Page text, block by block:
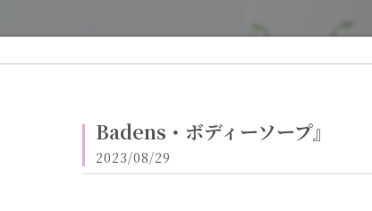
Badens・ボディーソープ』
2023/08/29